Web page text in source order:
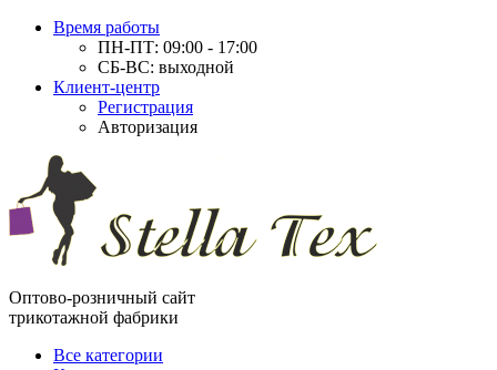
Время работы
ПН-ПТ: 09:00 - 17:00
СБ-ВС: выходной
Клиент-центр
Регистрация
Авторизация
Оптово-розничный сайт
трикотажной фабрики
Все категории